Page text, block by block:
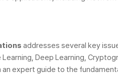
addresses several key
Deep Learning,
expert guide to the